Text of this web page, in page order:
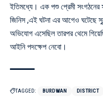
ইতিমধ্যে। এক পশু প্রেমী সংগঠনের
জিনিস ,এই ঘটনা এর আগেও ঘটেছে
অভিযোগ এসেছিল তারপর থেমে
আইনি পদক্ষেপ নেবো।
TAGGED: BURDWAN DISTRICT